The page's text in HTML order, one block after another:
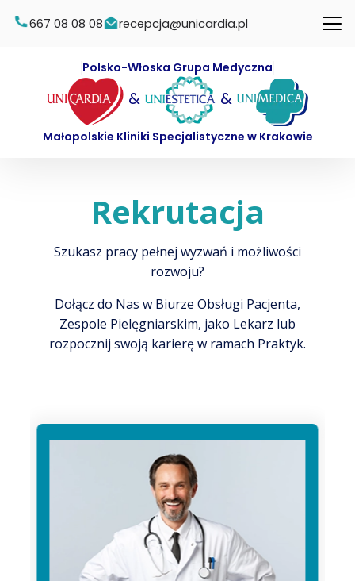
667 08 08 08 recepcja@unicardia.pl
Polsko-Włoska Grupa Medyczna
& &
Małopolskie Kliniki Specjalistyczne w Krakowie
Rekrutacja
Szukasz pracy pełnej wyzwań i możliwości
rozwoju?
Dołącz do Nas w Biurze Obsługi Pacjenta,
Zespole Pielęgniarskim, jako Lekarz lub
rozpocznij swoją karierę w ramach Praktyk.